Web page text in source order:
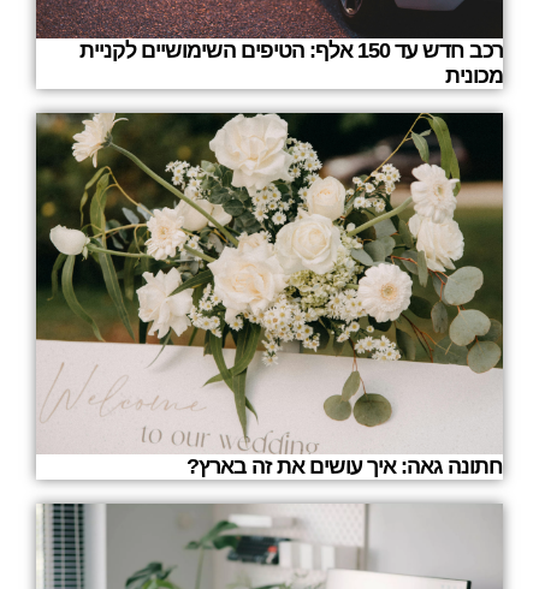
רכב חדש עד 150 אלף: הטיפים השימושיים לקניית
מכונית
חתונה גאה: איך עושים את זה בארץ?